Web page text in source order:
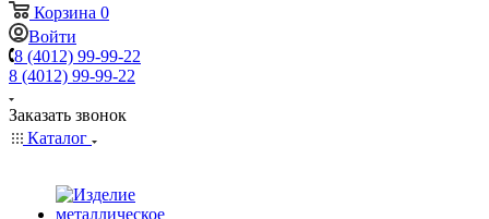
Корзина 0
Войти
8 (4012) 99-99-22
8 (4012) 99-99-22
Заказать звонок
Каталог